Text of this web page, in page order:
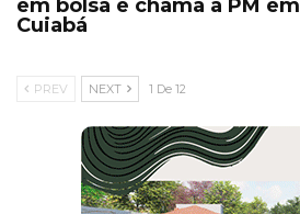
em bolsa e chama a PM em
Cuiabá
PREV NEXT 1 De 12